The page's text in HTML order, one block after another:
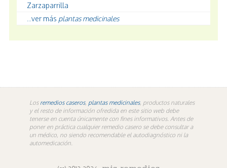
Zarzaparrilla
...ver más plantas medicinales
Los remedios caseros, plantas medicinales, productos naturales
y el resto de información ofredida en este sitio web debe
tenerse en cuenta únicamente con fines informativos. Antes de
poner en práctica cualquier remedio casero se debe consultar a
un médico, no siendo recomendable el autodiagnóstico ni la
automedicación.